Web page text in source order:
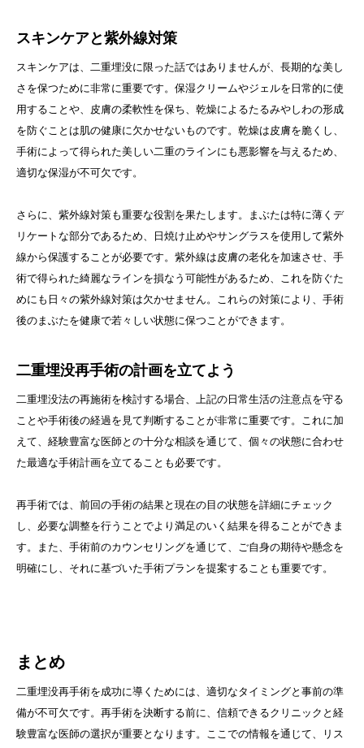
スキンケアと紫外線対策
スキンケアは、二重埋没に限った話ではありませんが、長期的な美し
さを保つために非常に重要です。保湿クリームやジェルを日常的に使
用することや、皮膚の柔軟性を保ち、乾燥によるたるみやしわの形成
を防ぐことは肌の健康に欠かせないものです。乾燥は皮膚を脆くし、
手術によって得られた美しい二重のラインにも悪影響を与えるため、
適切な保湿が不可欠です。
さらに、紫外線対策も重要な役割を果たします。まぶたは特に薄くデ
リケートな部分であるため、日焼け止めやサングラスを使用して紫外
線から保護することが必要です。紫外線は皮膚の老化を加速させ、手
術で得られた綺麗なラインを損なう可能性があるため、これを防ぐた
めにも日々の紫外線対策は欠かせません。これらの対策により、手術
後のまぶたを健康で若々しい状態に保つことができます。
二重埋没再手術の計画を立てよう
二重埋没法の再施術を検討する場合、上記の日常生活の注意点を守る
ことや手術後の経過を見て判断することが非常に重要です。これに加
えて、経験豊富な医師との十分な相談を通じて、個々の状態に合わせ
た最適な手術計画を立てることも必要です。
再手術では、前回の手術の結果と現在の目の状態を詳細にチェック
し、必要な調整を行うことでより満足のいく結果を得ることができま
す。また、手術前のカウンセリングを通じて、ご自身の期待や懸念を
明確にし、それに基づいた手術プランを提案することも重要です。
まとめ
二重埋没再手術を成功に導くためには、適切なタイミングと事前の準
備が不可欠です。再手術を決断する前に、信頼できるクリニックと経
験豊富な医師の選択が重要となります。ここでの情報を通じて、リス